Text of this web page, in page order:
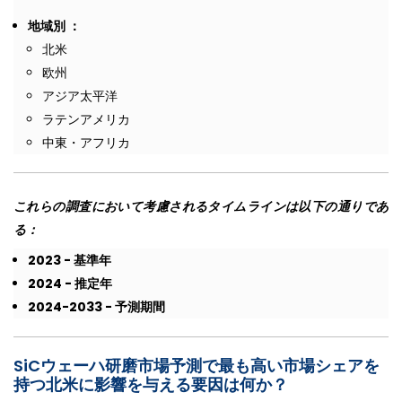
地域別 ：
北米
欧州
アジア太平洋
ラテンアメリカ
中東・アフリカ
これらの調査において考慮されるタイムラインは以下の通りであ
る：
2023 - 基準年
2024 - 推定年
2024-2033 - 予測期間
SiCウェーハ研磨市場予測で最も高い市場シェアを
持つ北米に影響を与える要因は何か？